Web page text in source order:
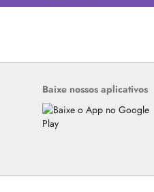
Baixe nossos aplicativos